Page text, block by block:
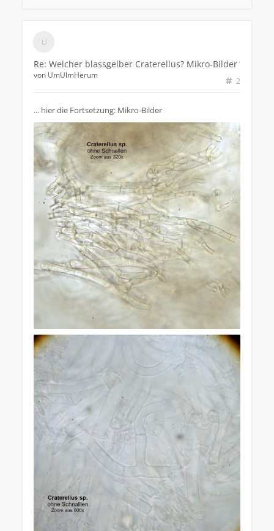
Re: Welcher blassgelber Craterellus? Mikro-Bilder
2
von UmUlmHerum
... hier die Fortsetzung: Mikro-Bilder